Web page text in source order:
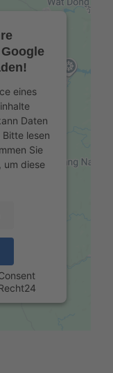
eines
Daten
lesen
Sie
um diese